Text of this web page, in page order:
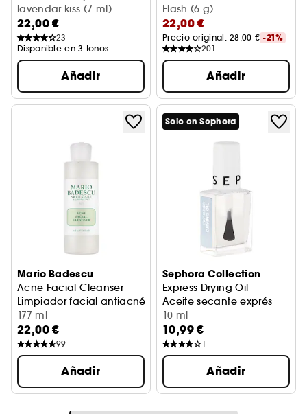
lavendar kiss (7 ml)
22,00 €
23
Disponible en 3 tonos
Añadir
Flash (6 g)
22,00 €
Precio original: 28,00 € -21%
201
Añadir
Mario Badescu
Acne Facial Cleanser
Limpiador facial antiacné
177 ml
22,00 €
99
Añadir
Solo en Sephora
Sephora Collection
Express Drying Oil
Aceite secante exprés
10 ml
10,99 €
1
Añadir